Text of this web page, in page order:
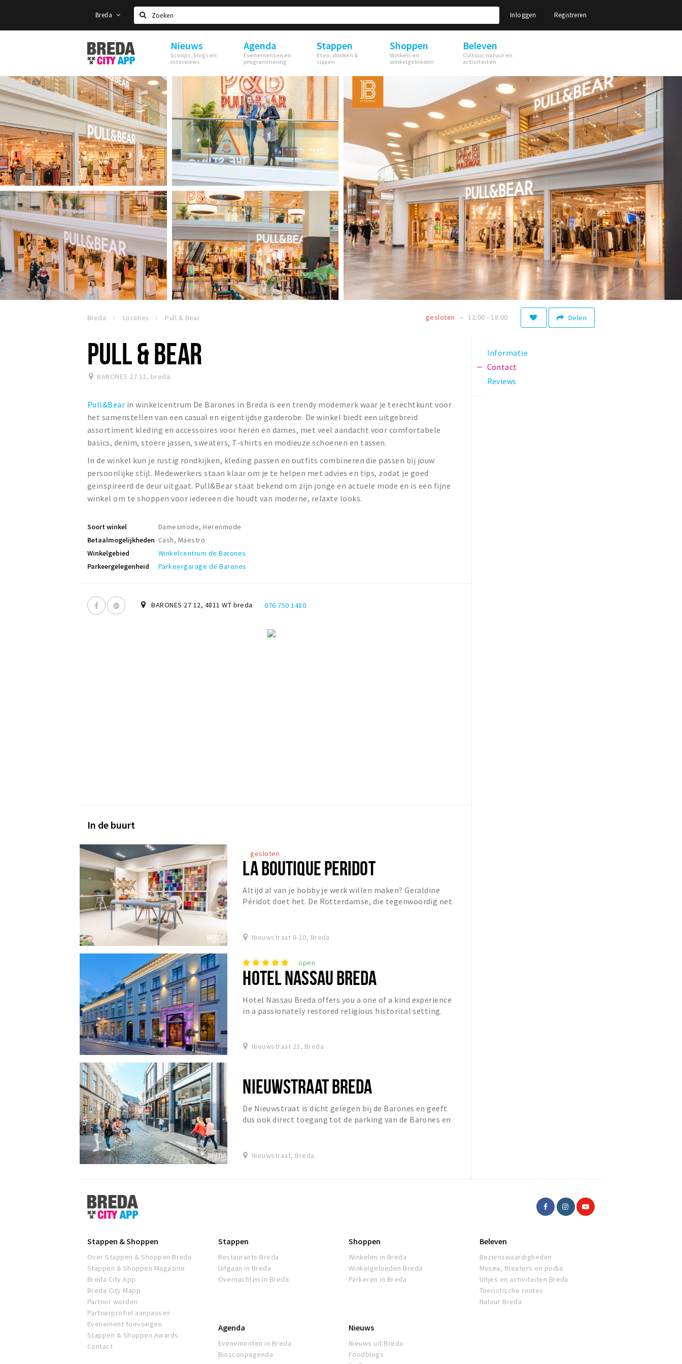
Breda
Zoeken
Inloggen Registreren
Stappen
&
Shoppen
Breda
Nieuws
Scoops, blogs en
interviews
Agenda
Evenementen en
programmering
Stappen
Eten, drinken &
slapen
Shoppen
Winkels en
winkelgebieden
Beleven
Cultuur, natuur en
activiteiten
Breda Locaties Pull & Bear Delen
gesloten 12:00 - 18:00
PULL & BEAR
BARONES 27 12, breda
Pull&Bear in winkelcentrum De Barones in Breda is een trendy modemerk waar je terechtkunt voor
het samenstellen van een casual en eigentijdse garderobe. De winkel biedt een uitgebreid
assortiment kleding en accessoires voor heren en dames, met veel aandacht voor comfortabele
basics, denim, stoere jassen, sweaters, T‑shirts en modieuze schoenen en tassen.
In de winkel kun je rustig rondkijken, kleding passen en outfits combineren die passen bij jouw
persoonlijke stijl. Medewerkers staan klaar om je te helpen met advies en tips, zodat je goed
geïnspireerd de deur uitgaat. Pull&Bear staat bekend om zijn jonge en actuele mode en is een fijne
winkel om te shoppen voor iedereen die houdt van moderne, relaxte looks.
Soort winkel
Damesmode, Herenmode
Betaalmogelijkheden Cash, Maestro
Winkelgebied
Winkelcentrum de Barones
Parkeergelegenheid
Parkeergarage de Barones
BARONES 27 12, 4811 WT breda 076 750 1480
In de buurt
gesloten
LA BOUTIQUE PERIDOT
Altijd al van je hobby je werk willen maken? Geraldine
Péridot doet het. De Rotterdamse, die tegenwoordig net
Nieuwstraat 8-10, Breda
open
HOTEL NASSAU BREDA
Hotel Nassau Breda offers you a one of a kind experience
in a passionately restored religious historical setting.
Nieuwstraat 23, Breda
NIEUWSTRAAT BREDA
De Nieuwstraat is dicht gelegen bij de Barones en geeft
dus ook direct toegang tot de parking van de Barones en
Nieuwstraat, Breda
Informatie
Contact
Reviews
Stappen
&
Shoppen
Stappen & Shoppen
Over Stappen & Shoppen Breda
Stappen & Shoppen Magazine
Breda City App
Breda City Mapp
Partner worden
Partnerprofiel aanpassen
Evenement toevoegen
Stappen & Shoppen Awards
Contact
Stappen
Restaurants Breda
Uitgaan in Breda
Overnachten in Breda
Shoppen
Winkelen in Breda
Winkelgebieden Breda
Parkeren in Breda
Beleven
Bezienswaardigheden
Musea, theaters en podia
Uitjes en activiteiten Breda
Toeristische routes
Natuur Breda
Agenda
Evenementen in Breda
Bioscoopagenda
Nieuws
Nieuws uit Breda
Foodblogs